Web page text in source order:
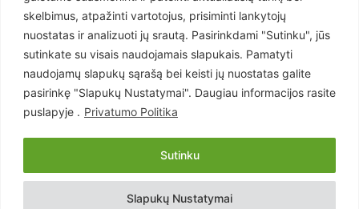
skelbimus, atpažinti vartotojus, prisiminti lankytojų
nuostatas ir analizuoti jų srautą. Pasirinkdami "Sutinku", jūs
sutinkate su visais naudojamais slapukais. Pamatyti
naudojamų slapukų sąrašą bei keisti jų nuostatas galite
pasirinkę "Slapukų Nustatymai". Daugiau informacijos rasite
puslapyje . Privatumo Politika
Slapukų Nustatymai
Sutinku
Aktualu
Lietuva
619
Pasaulis
Статьи на русском
Articles in english
Copyright © 2026 UAB „Goruva“. Visos teisės saugomos.